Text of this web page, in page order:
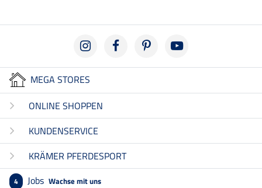
MEGA STORES
ONLINE SHOPPEN
KUNDENSERVICE
KRÄMER PFERDESPORT
4 Jobs Wachse mit uns